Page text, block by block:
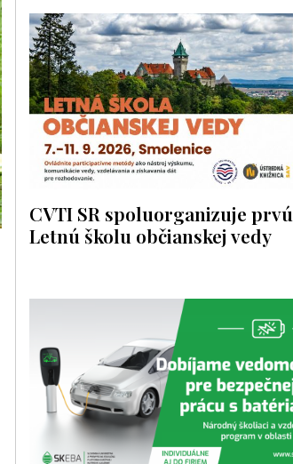
CVTI SR spoluorganizuje prvú
Letnú školu občianskej vedy